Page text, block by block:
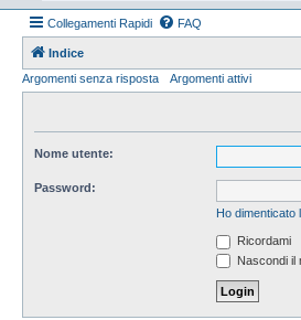
Collegamenti Rapidi FAQ
Indice
Argomenti senza risposta
Argomenti attivi
Nome utente:
Password:
Ho dimenticato
Ricordami
Nascondi il